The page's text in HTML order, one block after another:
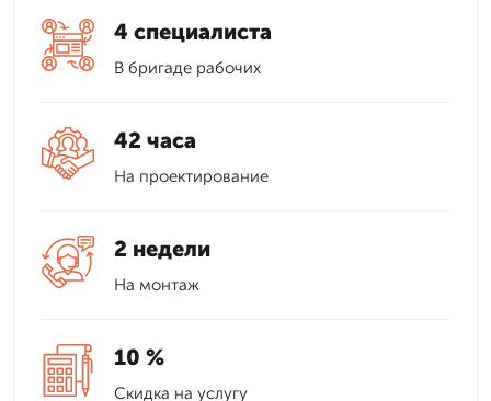
4 специалиста
В бригаде рабочих
42 часа
На проектирование
2 недели
На монтаж
10 %
Скидка на услугу